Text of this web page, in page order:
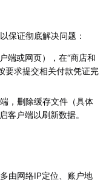
保证彻底解决问题：
端或网页），在“商店和
要求提交相关付款凭证完
，删除缓存文件（具体
客户端以刷新数据。
由网络IP定位、账户地